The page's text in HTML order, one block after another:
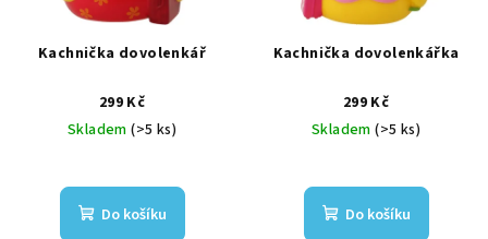
Kachnička dovolenkář
299 Kč
Skladem(>5 ks)
Do košíku
Kachnička dovolenkářka
299 Kč
Skladem(>5 ks)
Do košíku